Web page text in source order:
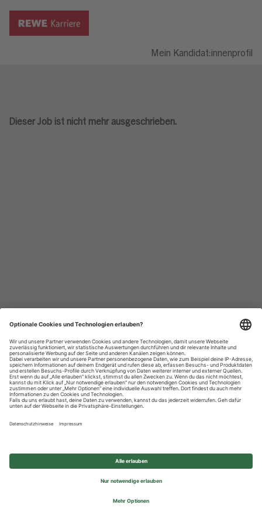
Mein Kandidat:innenprofil
Dieser Job ist nicht mehr ausgeschrieben.
Datenschutzhinweise
Impressum
Privatsphäre-Einstellungen
© 2026 REWE Group - All rights reserved